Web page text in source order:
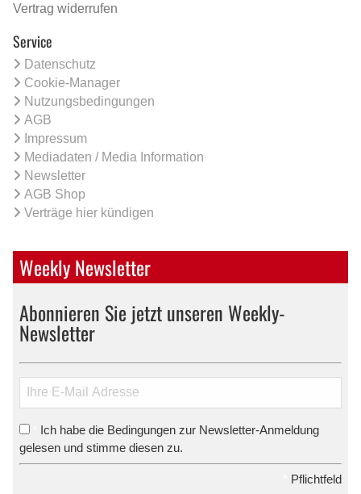
Vertrag widerrufen
Service
Datenschutz
Cookie-Manager
Nutzungsbedingungen
AGB
Impressum
Mediadaten / Media Information
Newsletter
AGB Shop
Verträge hier kündigen
Weekly Newsletter
Abonnieren Sie jetzt unseren Weekly-
Newsletter
Ich habe die Bedingungen zur Newsletter-Anmeldung
gelesen und stimme diesen zu.
Pflichtfeld